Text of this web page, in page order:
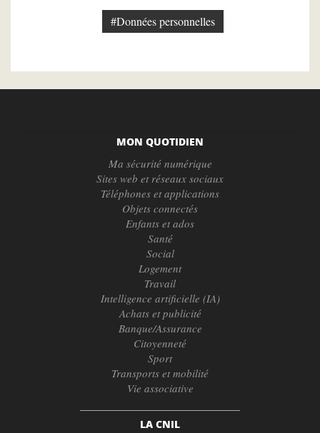
#Données personnelles
MON QUOTIDIEN
Ma sécurité numérique
Sites web et réseaux sociaux
Téléphones et applications
Objets connectés
Enfants et ados
Santé
Social
Logement
Travail
Intelligence artificielle (IA)
Achats et publicité
Banque/Assurance
Citoyenneté
Sport
Transports et mobilité
Vie associative
LA CNIL